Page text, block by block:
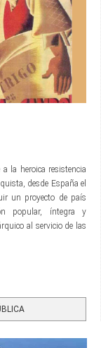
la heroica resistencia
desde España el
un proyecto de país
popular, íntegra y
al servicio de las